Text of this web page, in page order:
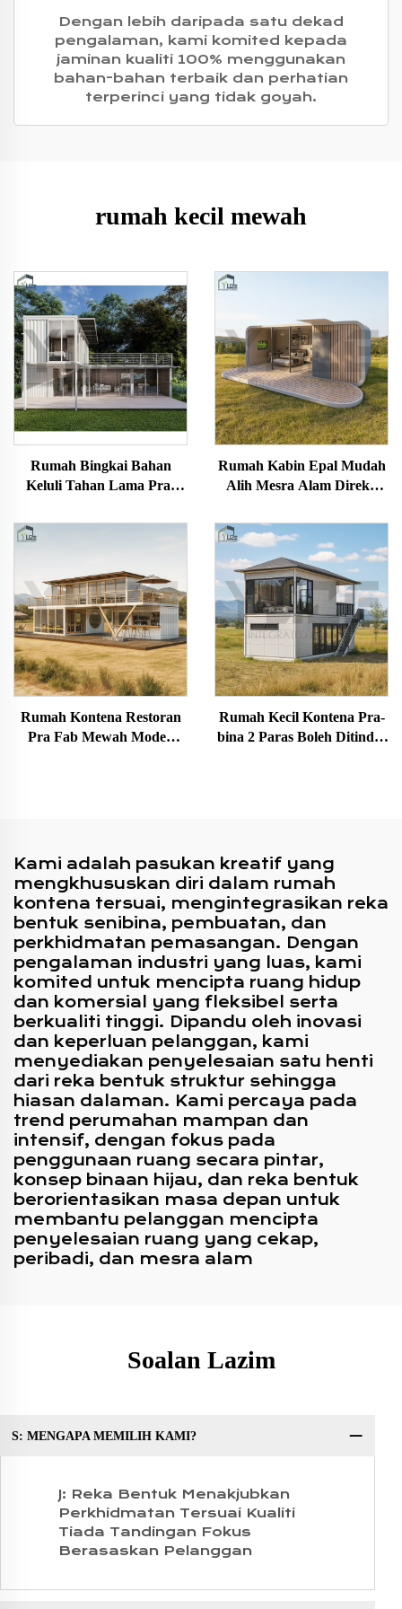
Dengan lebih daripada satu dekad
pengalaman, kami komited kepada
jaminan kualiti 100% menggunakan
bahan-bahan terbaik dan perhatian
terperinci yang tidak goyah.
rumah kecil mewah
Rumah Bingkai Bahan
Keluli Tahan Lama Pra-
3 Bilik Tidur, Rumah
Kontena Hotel untuk
Rumah Kabin Epal Mudah
Alih Mesra Alam Direka
Kem
Rumah Kontena Restoran
Pra Fab Mewah Moden
Rumah Kecil Kontena Pra-
bina 2 Paras Boleh Ditindih
Kami adalah pasukan kreatif yang
mengkhususkan diri dalam rumah
kontena tersuai, mengintegrasikan reka
bentuk senibina, pembuatan, dan
perkhidmatan pemasangan. Dengan
pengalaman industri yang luas, kami
komited untuk mencipta ruang hidup
dan komersial yang fleksibel serta
berkualiti tinggi. Dipandu oleh inovasi
dan keperluan pelanggan, kami
menyediakan penyelesaian satu henti
dari reka bentuk struktur sehingga
hiasan dalaman. Kami percaya pada
trend perumahan mampan dan
intensif, dengan fokus pada
penggunaan ruang secara pintar,
konsep binaan hijau, dan reka bentuk
berorientasikan masa depan untuk
membantu pelanggan mencipta
penyelesaian ruang yang cekap,
peribadi, dan mesra alam
Soalan Lazim
S: MENGAPA MEMILIH KAMI?
J: Reka Bentuk Menakjubkan
Perkhidmatan Tersuai Kualiti
Tiada Tandingan Fokus
Berasaskan Pelanggan